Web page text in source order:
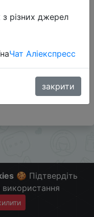
в телеграм
🍪 Підтвердіть
використання
різних джерел
Чат Аліекспресс
закрити